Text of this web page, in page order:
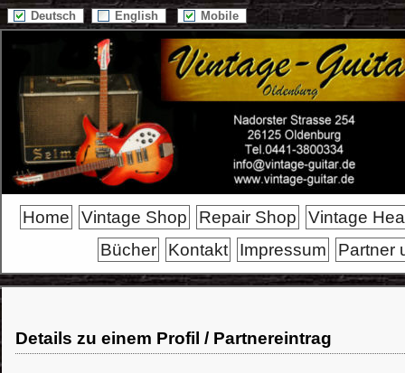
Deutsch English Mobile
Home Vintage Shop Repair Shop
Vintage
Bücher
Kontakt Impressum Partner
Details zu einem Profil / Partnereintrag